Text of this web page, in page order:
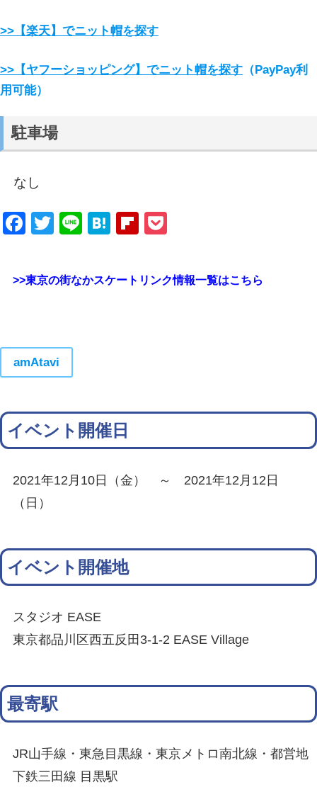
>>【楽天】でニット帽を探す
>>【ヤフーショッピング】でニット帽を探す （PayPay利
用可能）
駐車場
なし
Facebook
Twitter
LineHatenaFlipboard
>>東京の街なかスケートリンク情報一覧はこちら
amAtavi
イベント開催日
2021年12月10日（金） ～ 2021年12月12日
（日）
イベント開催地
スタジオ EASE
東京都品川区西五反田3-1-2 EASE Village
最寄駅
JR山手線・東急目黒線・東京メトロ南北線・都営地
下鉄三田線 目黒駅